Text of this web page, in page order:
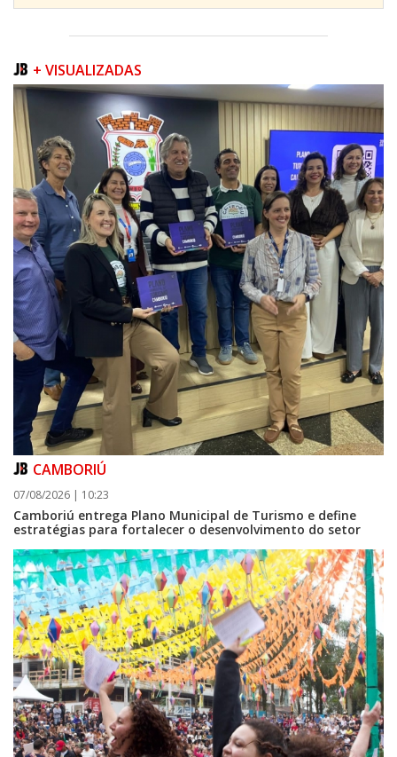
08/08/2026 | 07:00
Teatro Bruno Nitz terá concerto “Rock ao Piano” neste sábado
BALNEÁRIO CAMBORIÚ
08/08/2026 | 07:00
Setor judicial de medicamentos de BC estará fechado nos dias 10 e 11 de
agosto para realização de inventário
+ VISUALIZADAS
CAMBORIÚ
07/08/2026 | 10:23
Camboriú entrega Plano Municipal de Turismo e define
estratégias para fortalecer o desenvolvimento do setor